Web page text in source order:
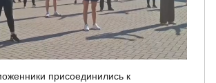
присоединились к